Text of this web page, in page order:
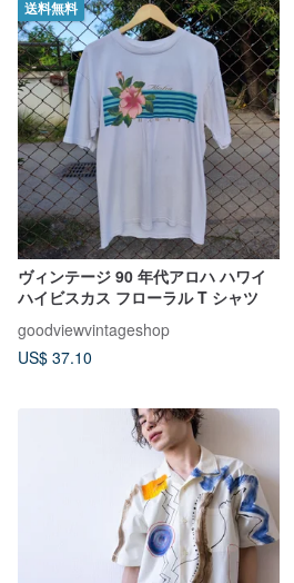
送料無料
ヴィンテージ 90 年代アロハ ハワイ
ハイビスカス フローラル T シャツ
goodviewvintageshop
US$ 37.10